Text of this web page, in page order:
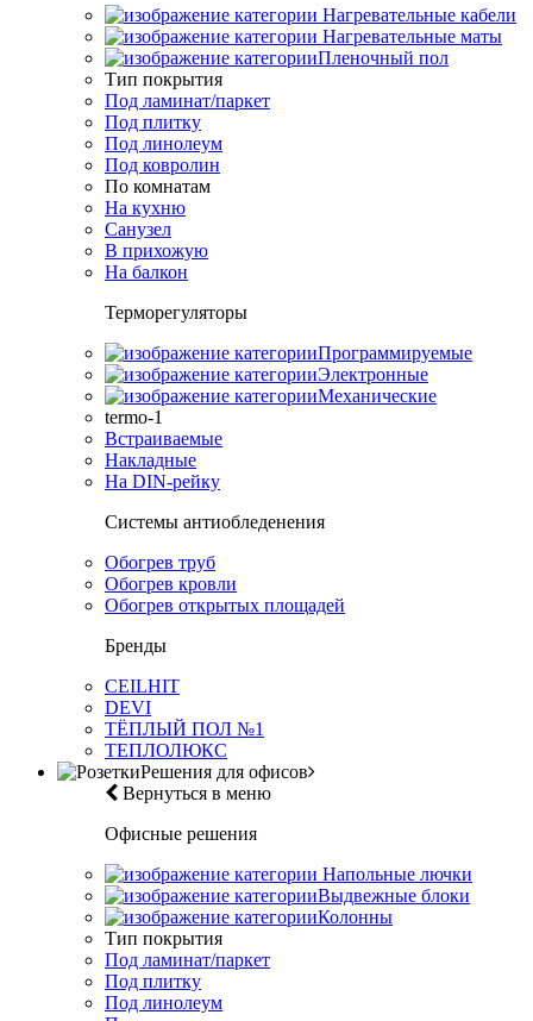
Нагревательные кабели
Нагревательные маты
Пленочный пол
Тип покрытия
Под ламинат/паркет
Под плитку
Под линолеум
Под ковролин
По комнатам
На кухню
Санузел
В прихожую
На балкон
Терморегуляторы
Программируемые
Электронные
Механические
termo-1
Встраиваемые
Накладные
На DIN-рейку
Системы антиобледенения
Обогрев труб
Обогрев кровли
Обогрев открытых площадей
Бренды
CEILHIT
DEVI
ТЁПЛЫЙ ПОЛ №1
ТЕПЛОЛЮКС
Решения для офисов
Вернуться в меню
Офисные решения
Напольные лючки
Выдвежные блоки
Колонны
Тип покрытия
Под ламинат/паркет
Под плитку
Под линолеум